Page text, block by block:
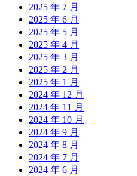
2025 年 7 月
2025 年 6 月
2025 年 5 月
2025 年 4 月
2025 年 3 月
2025 年 2 月
2025 年 1 月
2024 年 12 月
2024 年 11 月
2024 年 10 月
2024 年 9 月
2024 年 8 月
2024 年 7 月
2024 年 6 月